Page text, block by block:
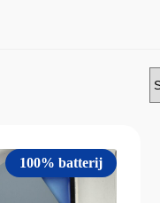
100% batterij